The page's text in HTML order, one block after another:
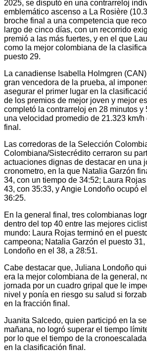
2025, se disputó en una contrarreloj
emblemático ascenso a La Rosière
broche final a una competencia que
largo de cinco días, con un recorrido
premió a las más fuertes, y en el que
como la mejor colombiana de la
puesto 29.
La canadiense Isabella Holmgren
gran vencedora de la prueba, al
asegurar el primer lugar en la
de los premios de mejor joven y mejor
completó la contrarreloj en 28 minutos y
una velocidad promedio de 21.323 km/h
final.
Las corredoras de la Selección
Colombiana/Sistecrédito cerraron su
actuaciones dignas de destacar en una
cronometro, en la que Natalia Garzón
34, con un tiempo de 34:52; Laura
43, con 35:33, y Angie Londoño ocupó
36:25.
En la general final, tres colombianas
dentro del top 40 entre las mejores
mundo: Laura Rojas terminó en el
campeona; Natalia Garzón el puesto
Londoño en el 38, a 28:51.
Cabe destacar que, Juliana Londoño
era la mejor colombiana de la general,
jornada por un cuadro gripal que le
nivel y ponía en riesgo su salud si
en la fracción final.
Juanita Salcedo, quien participó en la
mañana, no logró superar el tiempo
por lo que el tiempo de la
en la clasificación final.